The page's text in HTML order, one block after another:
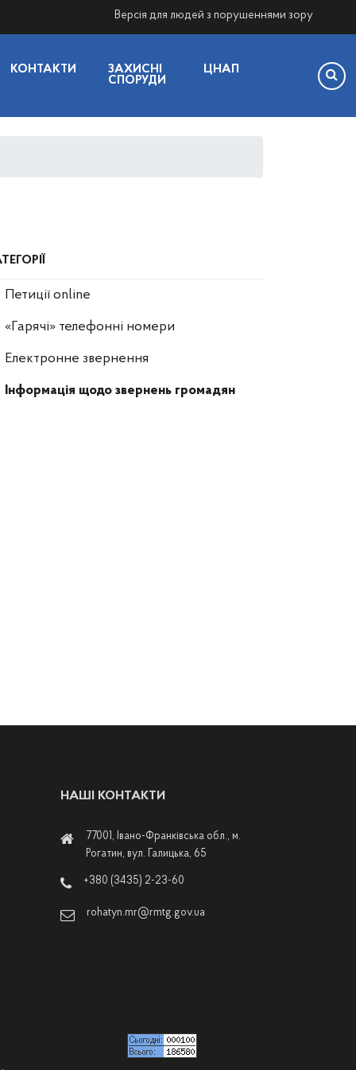
Версія для людей з порушеннями зору
КОНТАКТИ
ЗАХИСНІ
СПОРУДИ
ЦНАП
Петиції online
«Гарячі» телефонні номери
Електронне звернення
Інформація щодо звернень громадян
НАШІ КОНТАКТИ
77001, Івано-Франківська обл., м.
Рогатин, вул. Галицька, 65
+380 (3435) 2-23-60
rohatyn.mr@rmtg.gov.ua